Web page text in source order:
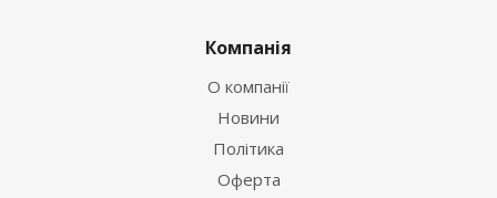
Компанія
О компанії
Новини
Політика
Оферта